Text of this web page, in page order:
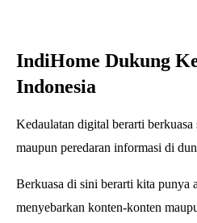
IndiHome Dukung
Indonesia
Kedaulatan digital berarti berkuasa
maupun peredaran informasi di
Berkuasa di sini berarti kita punya
menyebarkan konten-konten